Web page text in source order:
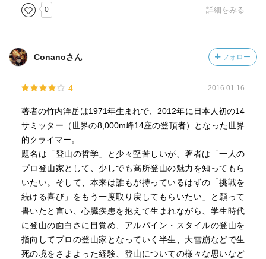
す。
それゆえなのか、登山の話が新鮮でした。
以前『岳』という映画を見たこともあったために
知っていることもありました。
登山に慣れてるならすぐに登るわけでもないのだな、
とド素人的に思ったりもしたのです。
そういうレベルでもとっつきにくさのない本です。
最後のほうで、
登山とはいかなるものなのか、という
著者流の答えが書いてあります。
何度も山に登っても、
それが同じ山であるとしても、
気候や季節などが違うし、
まったく違う顔を見せるのが登山である、と。
だから、登山はすべて、いつもゼロからのスタート。
0 詳細をみる
Conanoさん フォロー
4 2016.01.16
著者の竹内洋岳は1971年生まれで、2012年に日本人初の14
サミッター（世界の8,000m峰14座の登頂者）となった世界
的クライマー。
題名は「登山の哲学」と少々堅苦しいが、著者は「一人の
プロ登山家として、少しでも高所登山の魅力を知ってもら
いたい。そして、本来は誰もが持っているはずの「挑戦を
続ける喜び」をもう一度取り戻してもらいたい」と願って
書いたと言い、心臓疾患を抱えて生まれながら、学生時代
に登山の面白さに目覚め、アルパイン・スタイルの登山を
指向してプロの登山家となっていく半生、大雪崩などで生
死の境をさまよった経験、登山についての様々な思いなど